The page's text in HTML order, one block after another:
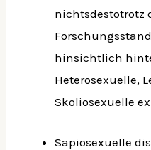
nichtsdestotrotz
hinsichtlich
Heterosexuelle,
Skoliosexuelle
Sapiosexuelle